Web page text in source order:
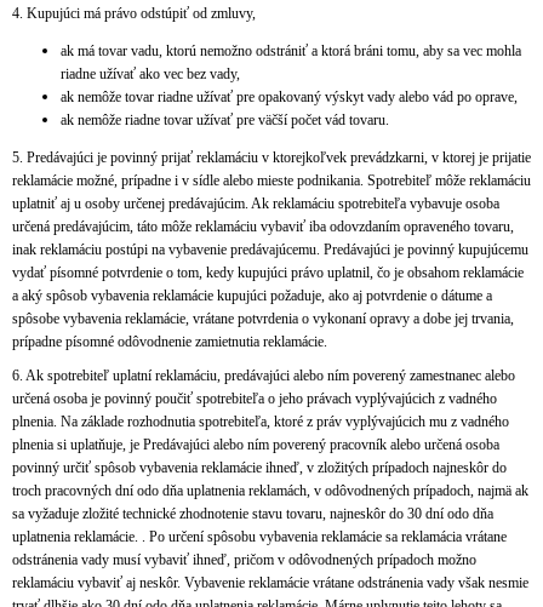
4. Kupujúci má právo odstúpiť od zmluvy,
ak má tovar vadu, ktorú nemožno odstrániť a ktorá bráni tomu, aby sa vec mohla
riadne užívať ako vec bez vady,
ak nemôže tovar riadne užívať pre opakovaný výskyt vady alebo vád po oprave,
ak nemôže riadne tovar užívať pre väčší počet vád tovaru.
5. Predávajúci je povinný prijať reklamáciu v ktorejkoľvek prevádzkarni, v ktorej je prijatie
reklamácie možné, prípadne i v sídle alebo mieste podnikania. Spotrebiteľ môže reklamáciu
uplatniť aj u osoby určenej predávajúcim. Ak reklamáciu spotrebiteľa vybavuje osoba
určená predávajúcim, táto môže reklamáciu vybaviť iba odovzdaním opraveného tovaru,
inak reklamáciu postúpi na vybavenie predávajúcemu. Predávajúci je povinný kupujúcemu
vydať písomné potvrdenie o tom, kedy kupujúci právo uplatnil, čo je obsahom reklamácie
a aký spôsob vybavenia reklamácie kupujúci požaduje, ako aj potvrdenie o dátume a
spôsobe vybavenia reklamácie, vrátane potvrdenia o vykonaní opravy a dobe jej trvania,
prípadne písomné odôvodnenie zamietnutia reklamácie.
6. Ak spotrebiteľ uplatní reklamáciu, predávajúci alebo ním poverený zamestnanec alebo
určená osoba je povinný poučiť spotrebiteľa o jeho právach vyplývajúcich z vadného
plnenia. Na základe rozhodnutia spotrebiteľa, ktoré z práv vyplývajúcich mu z vadného
plnenia si uplatňuje, je Predávajúci alebo ním poverený pracovník alebo určená osoba
povinný určiť spôsob vybavenia reklamácie ihneď, v zložitých prípadoch najneskôr do
troch pracovných dní odo dňa uplatnenia reklamách, v odôvodnených prípadoch, najmä ak
sa vyžaduje zložité technické zhodnotenie stavu tovaru, najneskôr do 30 dní odo dňa
uplatnenia reklamácie. . Po určení spôsobu vybavenia reklamácie sa reklamácia vrátane
odstránenia vady musí vybaviť ihneď, pričom v odôvodnených prípadoch možno
reklamáciu vybaviť aj neskôr. Vybavenie reklamácie vrátane odstránenia vady však nesmie